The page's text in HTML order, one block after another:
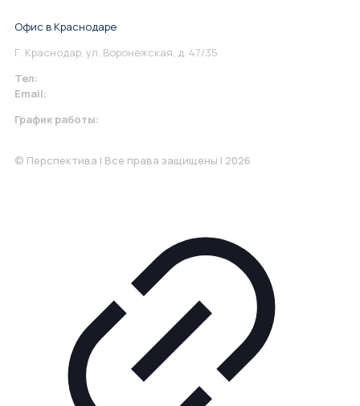
Офис в Краснодаре
Г. Краснодар, ул. Воронежская, д. 47/35
Тел:
Email:
График работы:
© Перспектива | Все права защищены | 2026